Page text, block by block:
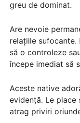
greu de dominat.
Are nevoie
relațiile sufocante.
să o controleze
începe imediat să
Aceste native
evidență. Le place
atrag priviri